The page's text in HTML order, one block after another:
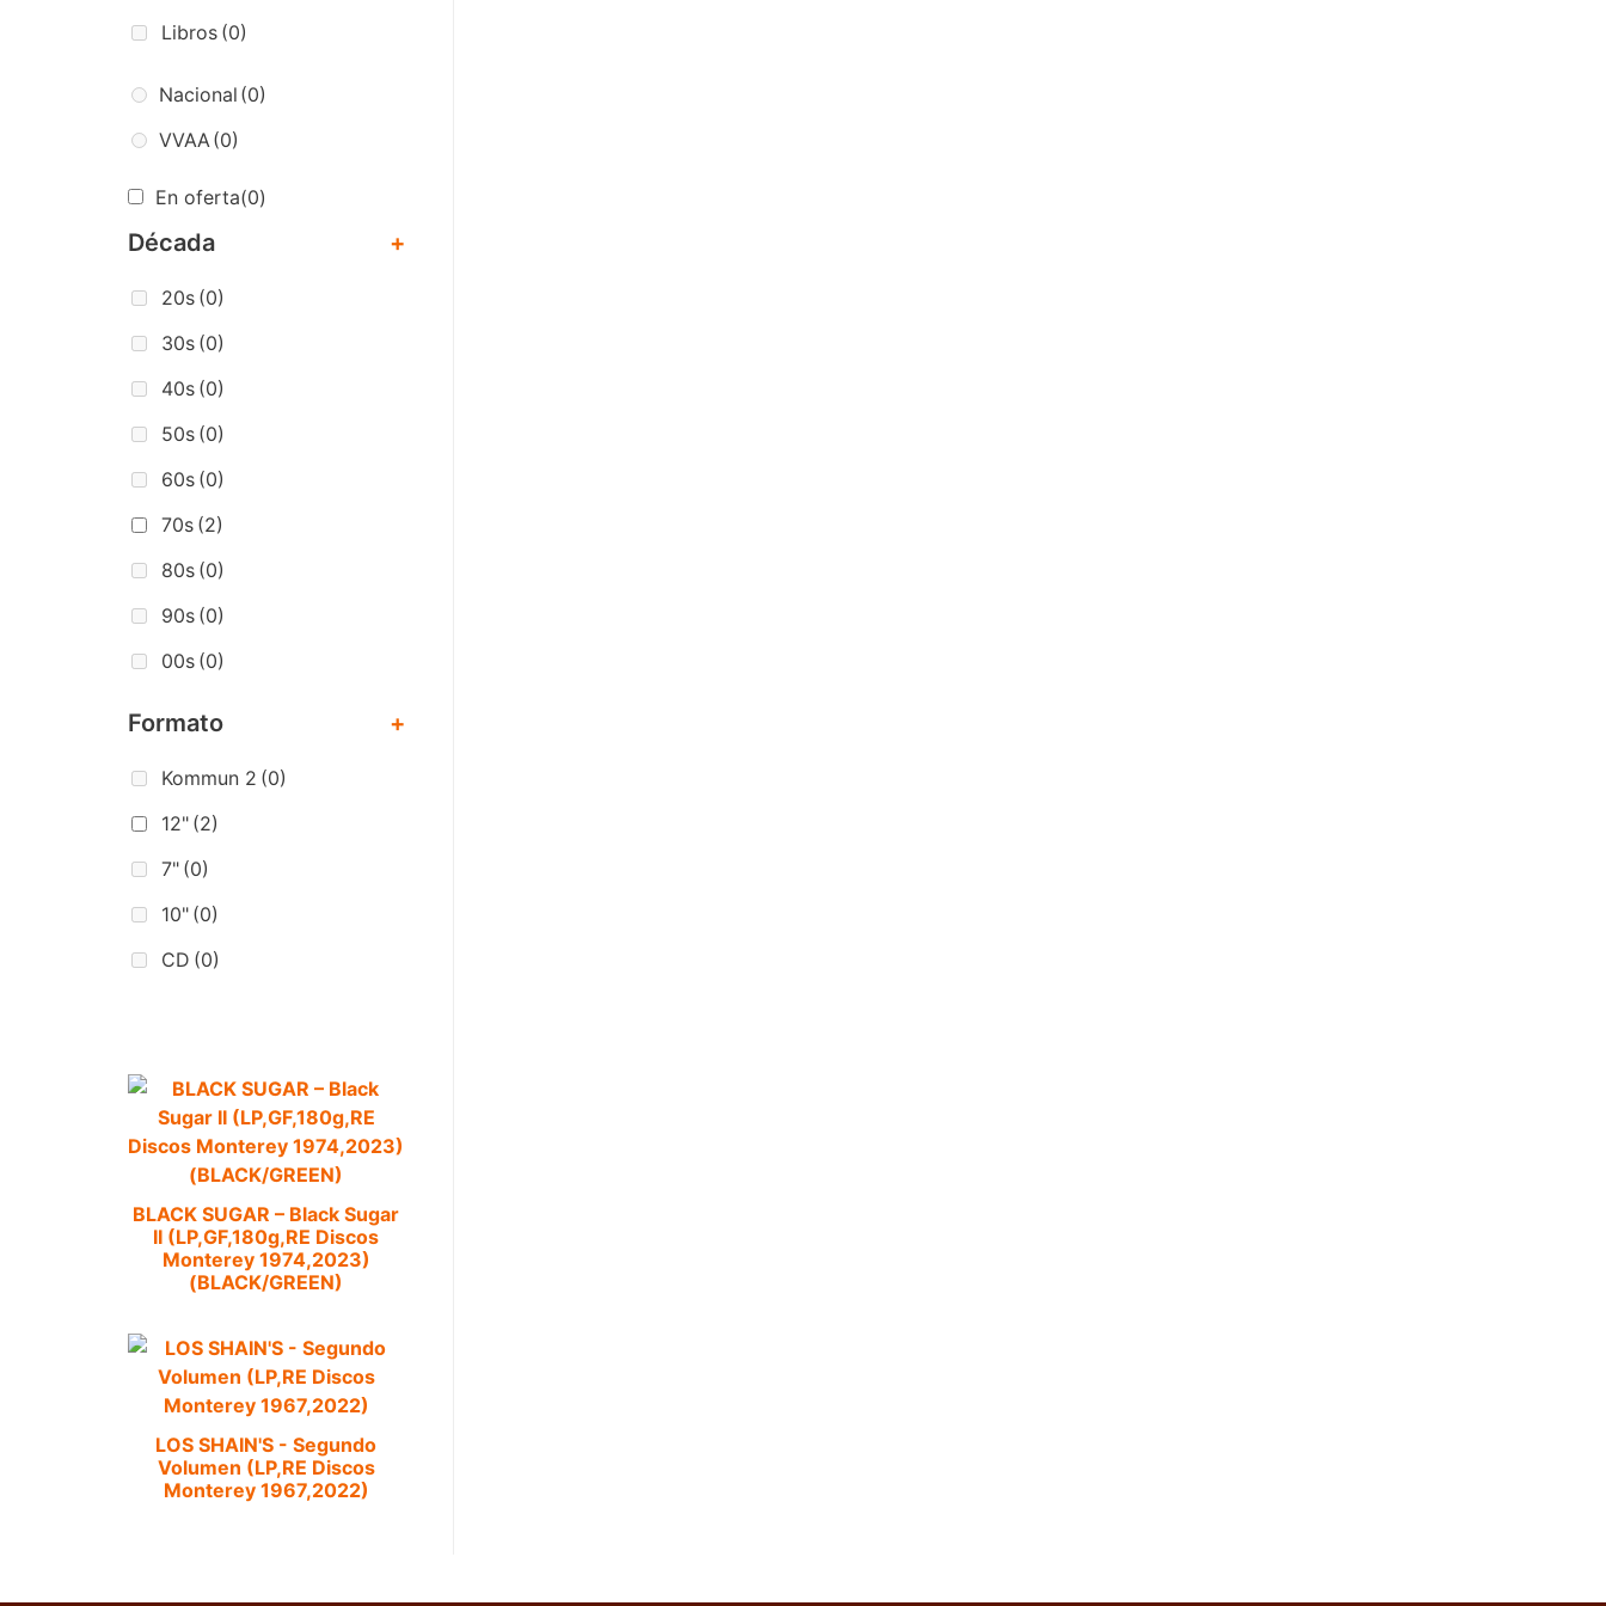
Libros (0)
Nacional (0)
VVAA(0)
En oferta(0)
Década +
20s (0)
30s (0)
40s (0)
50s (0)
60s (0)
70s (2)
80s (0)
90s (0)
00s (0)
Formato +
Kommun 2 (0)
12" (2)
7" (0)
10" (0)
CD (0)
BLACK SUGAR – Black Sugar
II (LP,GF,180g,RE Discos
Monterey 1974,2023)
(BLACK/GREEN)
LOS SHAIN'S - Segundo
Volumen (LP,RE Discos
Monterey 1967,2022)